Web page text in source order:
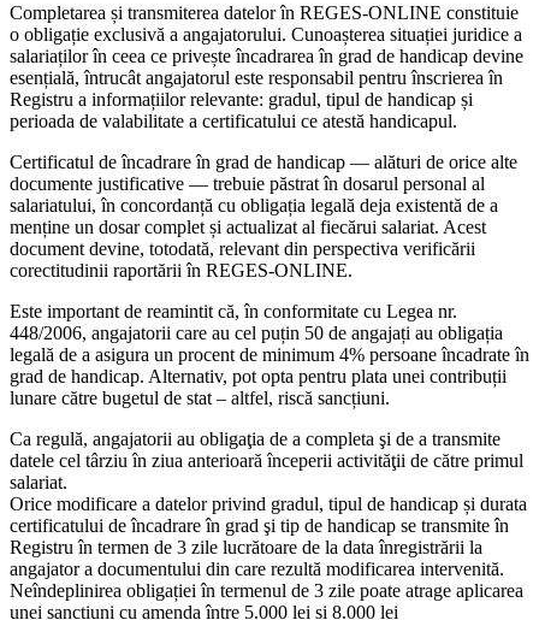
Completarea și transmiterea datelor în REGES-ONLINE constituie
o obligație exclusivă a angajatorului. Cunoașterea situației juridice a
salariaților în ceea ce privește încadrarea în grad de handicap devine
esențială, întrucât angajatorul este responsabil pentru înscrierea în
Registru a informațiilor relevante: gradul, tipul de handicap și
perioada de valabilitate a certificatului ce atestă handicapul.
Certificatul de încadrare în grad de handicap — alături de orice alte
documente justificative — trebuie păstrat în dosarul personal al
salariatului, în concordanță cu obligația legală deja existentă de a
menține un dosar complet și actualizat al fiecărui salariat. Acest
document devine, totodată, relevant din perspectiva verificării
corectitudinii raportării în REGES-ONLINE.
Este important de reamintit că, în conformitate cu Legea nr.
448/2006, angajatorii care au cel puțin 50 de angajați au obligația
legală de a asigura un procent de minimum 4% persoane încadrate în
grad de handicap. Alternativ, pot opta pentru plata unei contribuții
lunare către bugetul de stat – altfel, riscă sancțiuni.
Ca regulă, angajatorii au obligaţia de a completa şi de a transmite
datele cel târziu în ziua anterioară începerii activităţii de către primul
salariat.
Orice modificare a datelor privind gradul, tipul de handicap și durata
certificatului de încadrare în grad şi tip de handicap se transmite în
Registru în termen de 3 zile lucrătoare de la data înregistrării la
angajator a documentului din care rezultă modificarea intervenită.
Neîndeplinirea obligației în termenul de 3 zile poate atrage aplicarea
unei sancțiuni cu amenda între 5.000 lei și 8.000 lei